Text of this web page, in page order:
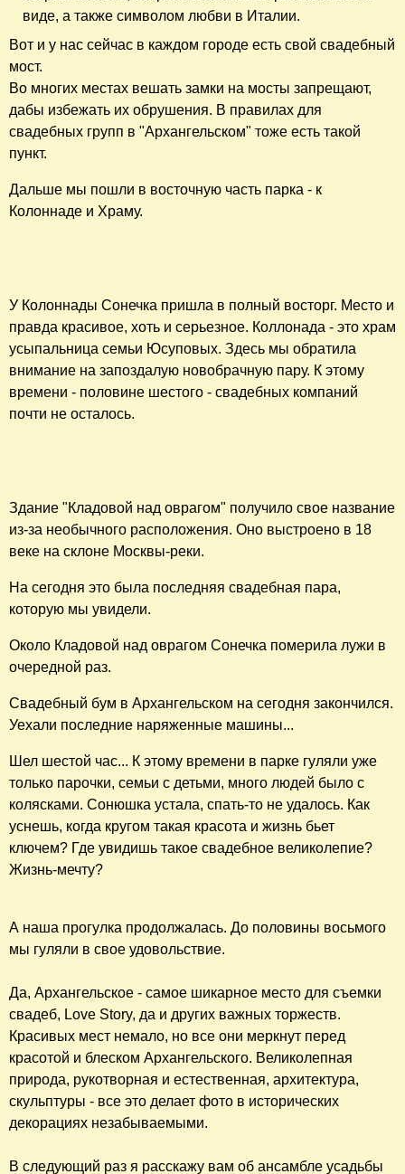
перил расставлены так широко, что не только ребенок -
фотографировала свою малышку.
Кстати, несколько слов о красивой традиции свадебных
замков.
Свадебный замок - это символ вечной любви.
Молодожены закрывают замок и выбрасывают ключ от
символом того, что их отношения никогда не смогут быть
разорванными.
более древняя, чем можно подумать. Версий
возникновения традиций две:
По одной из них традиция свадебных замков пришла к
нам из древней Руси, когда молодожены клали
запертый амбарный замок под порог дома, а ключи
выбрасывали.
старым мостом, сохранившимся в первоначальном
виде, а также символом любви в Италии.
Вот и у нас сейчас в каждом городе есть свой свадебный
мост.
Во многих местах вешать замки на мосты запрещают,
свадебных групп в "Архангельском" тоже есть такой
пункт.
Дальше мы пошли в восточную часть парка - к
Колоннаде и Храму.
У Колоннады Сонечка пришла в полный восторг. Место и
правда красивое, хоть и серьезное. Коллонада - это храм
усыпальница семьи Юсуповых. Здесь мы обратила
почти не осталось.
Здание "Кладовой над оврагом" получило свое название
из-за необычного расположения. Оно выстроено в 18
веке на склоне Москвы-реки.
На сегодня это была последняя свадебная пара,
которую мы увидели.
Около Кладовой над оврагом Сонечка померила лужи в